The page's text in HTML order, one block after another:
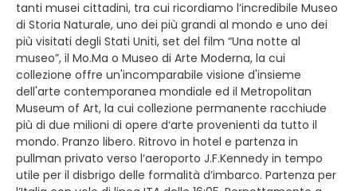
tanti musei cittadini, tra cui ricordiamo l’incredibile Museo
di Storia Naturale, uno dei più grandi al mondo e uno dei
più visitati degli Stati Uniti, set del film “Una notte al
museo”, il Mo.Ma o Museo di Arte Moderna, la cui
collezione offre un'incomparabile visione d'insieme
dell'arte contemporanea mondiale ed il Metropolitan
Museum of Art, la cui collezione permanente racchiude
più di due milioni di opere d‘arte provenienti da tutto il
mondo. Pranzo libero. Ritrovo in hotel e partenza in
pullman privato verso l’aeroporto J.F.Kennedy in tempo
utile per il disbrigo delle formalità d’imbarco. Partenza per